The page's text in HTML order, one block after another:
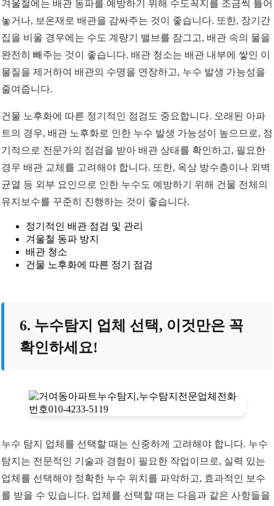
겨울철에는 배관 동파를 예방하기 위해 수도꼭지를 조금씩 틀어
놓거나, 보온재로 배관을 감싸주는 것이 좋습니다. 또한, 장기간
집을 비울 경우에는 수도 계량기 밸브를 잠그고, 배관 속의 물을
완전히 빼주는 것이 좋습니다. 배관 청소는 배관 내부에 쌓인 이
물질을 제거하여 배관의 수명을 연장하고, 누수 발생 가능성을
줄여줍니다.
건물 노후화에 따른 정기적인 점검도 중요합니다. 오래된 아파
트의 경우, 배관 노후화로 인한 누수 발생 가능성이 높으므로, 정
기적으로 전문가의 점검을 받아 배관 상태를 확인하고, 필요한
경우 배관 교체를 고려해야 합니다. 또한, 옥상 방수층이나 외벽
균열 등 외부 요인으로 인한 누수도 예방하기 위해 건물 전체의
유지보수를 꾸준히 진행하는 것이 좋습니다.
정기적인 배관 점검 및 관리
겨울철 동파 방지
배관 청소
건물 노후화에 따른 정기 점검
6. 누수탐지 업체 선택, 이것만은 꼭
확인하세요!
누수 탐지 업체를 선택할 때는 신중하게 고려해야 합니다. 누수
탐지는 전문적인 기술과 경험이 필요한 작업이므로, 실력 있는
업체를 선택해야 정확한 누수 위치를 파악하고, 효과적인 보수
를 받을 수 있습니다. 업체를 선택할 때는 다음과 같은 사항들을